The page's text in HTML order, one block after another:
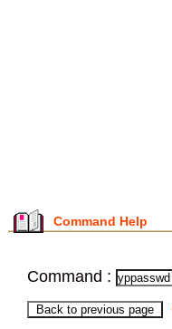
Command Help
Command :